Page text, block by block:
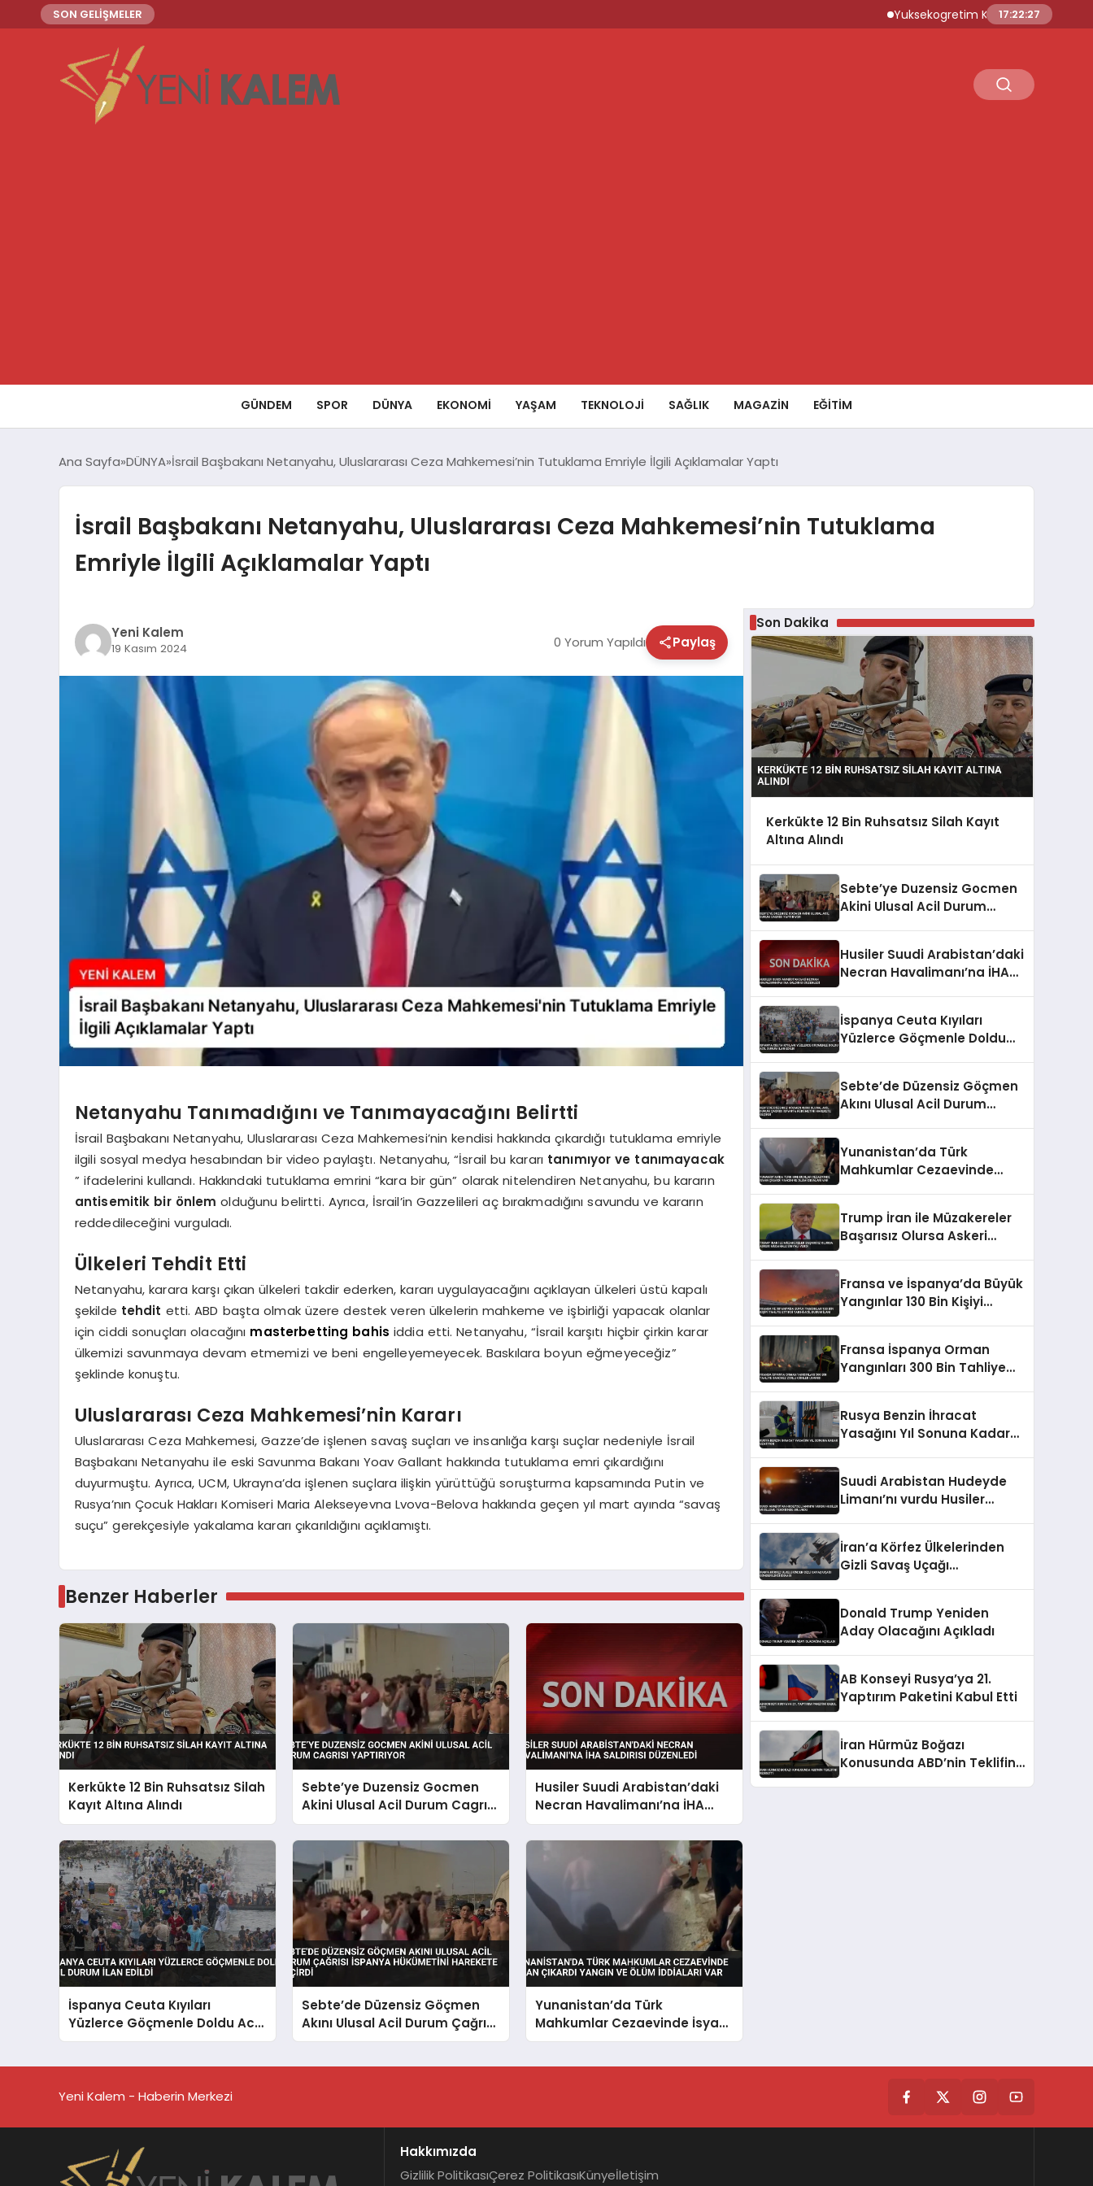
SON GELİŞMELER Yuksekogretim Kurumu Dijital Donusum
17:22:28
GÜNDEM SPOR DÜNYA EKONOMİ YAŞAM TEKNOLOJİ SAĞLIK MAGAZİN EĞİTİM
Ana Sayfa DÜNYA İsrail Başbakanı Netanyahu, Uluslararası Ceza Mahkemesi’nin Tutuklama Emriyle İlgili Açıklamalar Yaptı
İsrail Başbakanı Netanyahu, Uluslararası Ceza Mahkemesi’nin Tutuklama
Emriyle İlgili Açıklamalar Yaptı
Yeni Kalem
19 Kasım 2024 0 Yorum Yapıldı Paylaş
Netanyahu Tanımadığını ve Tanımayacağını Belirtti
İsrail Başbakanı Netanyahu, Uluslararası Ceza Mahkemesi’nin kendisi hakkında çıkardığı tutuklama emriyle
ilgili sosyal medya hesabından bir video paylaştı. Netanyahu, “İsrail bu kararı tanımıyor ve tanımayacak
” ifadelerini kullandı. Hakkındaki tutuklama emrini “kara bir gün” olarak nitelendiren Netanyahu, bu kararın
antisemitik bir önlemolduğunu belirtti. Ayrıca, İsrail’in Gazzelileri aç bırakmadığını savundu ve kararın
reddedileceğini vurguladı.
Ülkeleri Tehdit Etti
Netanyahu, karara karşı çıkan ülkeleri takdir ederken, kararı uygulayacağını açıklayan ülkeleri üstü kapalı
şekilde tehdit etti. ABD başta olmak üzere destek veren ülkelerin mahkeme ve işbirliği yapacak olanlar
için ciddi sonuçları olacağını masterbetting bahis iddia etti. Netanyahu, “İsrail karşıtı hiçbir çirkin karar
ülkemizi savunmaya devam etmemizi ve beni engelleyemeyecek. Baskılara boyun eğmeyeceğiz”
şeklinde konuştu.
Uluslararası Ceza Mahkemesi’nin Kararı
Uluslararası Ceza Mahkemesi, Gazze’de işlenen savaş suçları ve insanlığa karşı suçlar nedeniyle İsrail
Başbakanı Netanyahu ile eski Savunma Bakanı Yoav Gallant hakkında tutuklama emri çıkardığını
duyurmuştu. Ayrıca, UCM, Ukrayna’da işlenen suçlara ilişkin yürüttüğü soruşturma kapsamında Putin ve
Rusya’nın Çocuk Hakları Komiseri Maria Alekseyevna Lvova-Belova hakkında geçen yıl mart ayında “savaş
suçu” gerekçesiyle yakalama kararı çıkarıldığını açıklamıştı.
Benzer Haberler
Kerkükte 12 Bin Ruhsatsız Silah
Kayıt Altına Alındı
Sebte’ye Duzensiz Gocmen
Akini Ulusal Acil Durum Cagrısı
Yaptırıyor
Husiler Suudi Arabistan’daki
Necran Havalimanı’na İHA
Saldırısı Düzenledi
İspanya Ceuta Kıyıları
Yüzlerce Göçmenle Doldu Acil
Durum İlan Edildi
Sebte’de Düzensiz Göçmen
Akını Ulusal Acil Durum Çağrısı
İspanya Hükümetini Harekete
Yunanistan’da Türk
Mahkumlar Cezaevinde İsyan
Çıkardı Yangın ve Ölüm
Son Dakika
Kerkükte 12 Bin Ruhsatsız Silah Kayıt
Altına Alındı
Sebte’ye Duzensiz Gocmen
Akini Ulusal Acil Durum
Husiler Suudi Arabistan’daki
Necran Havalimanı’na İHA
İspanya Ceuta Kıyıları
Yüzlerce Göçmenle Doldu
Sebte’de Düzensiz Göçmen
Akını Ulusal Acil Durum
Yunanistan’da Türk
Mahkumlar Cezaevinde
Trump İran ile Müzakereler
Başarısız Olursa Askeri
Fransa ve İspanya’da Büyük
Yangınlar 130 Bin Kişiyi
Fransa İspanya Orman
Yangınları 300 Bin Tahliye
Rusya Benzin İhracat
Yasağını Yıl Sonuna Kadar
Suudi Arabistan Hudeyde
Limanı’nı vurdu Husiler
İran’a Körfez Ülkelerinden
Gizli Savaş Uçağı
Donald Trump Yeniden
Aday Olacağını Açıkladı
AB Konseyi Rusya’ya 21.
Yaptırım Paketini Kabul Etti
İran Hürmüz Boğazı
Konusunda ABD’nin Teklifini
Yeni Kalem - Haberin Merkezi
Hakkımızda
Gizlilik PolitikasıÇerez PolitikasıKünyeİletişim